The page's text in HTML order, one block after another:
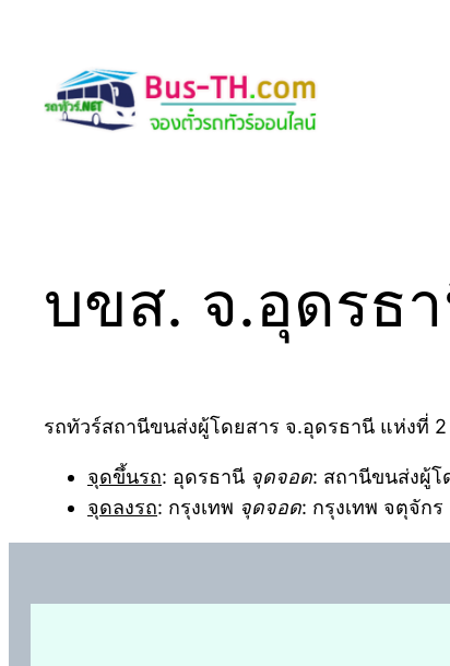
content
บขส. จ.อุดรธ
รถทัวร์สถานีขนส่งผู้โดยสาร จ.อุดรธานี แห่งที่ 2
จุดขึ้นรถ: อุดรธานี จุดจอด: สถานีขนส่งผู้โ
จุดลงรถ: กรุงเทพ จุดจอด: กรุงเทพ จตุจัก